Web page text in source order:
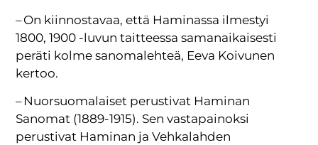
– On kiinnostavaa, että Haminassa ilmestyi
1800, 1900 -luvun taitteessa samanaikaisesti
peräti kolme sanomalehteä, Eeva Koivunen
kertoo.
– Nuorsuomalaiset perustivat Haminan
Sanomat (1889-1915). Sen vastapainoksi
perustivat Haminan ja Vehkalahden